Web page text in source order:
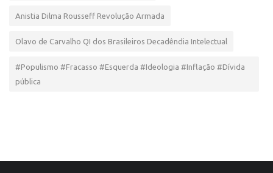
Anistia Dilma Rousseff Revolução Armada
Olavo de Carvalho QI dos Brasileiros Decadêndia Intelectual
#Populismo #Fracasso #Esquerda #Ideologia #Inflação #Dívida
pública